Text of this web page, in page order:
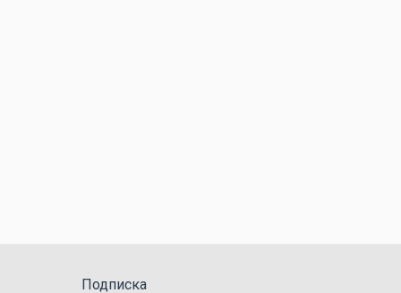
Подписка